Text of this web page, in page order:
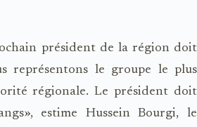
président de la région doit
représentons le groupe le plus
régionale. Le président doit
estime Hussein Bourgi, le